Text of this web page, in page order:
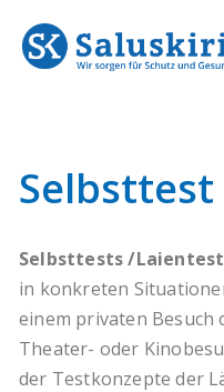
Selbsttest
Selbsttests /
in konkreten
einem privaten Besuch
Theater- oder
der Testkonzepte der